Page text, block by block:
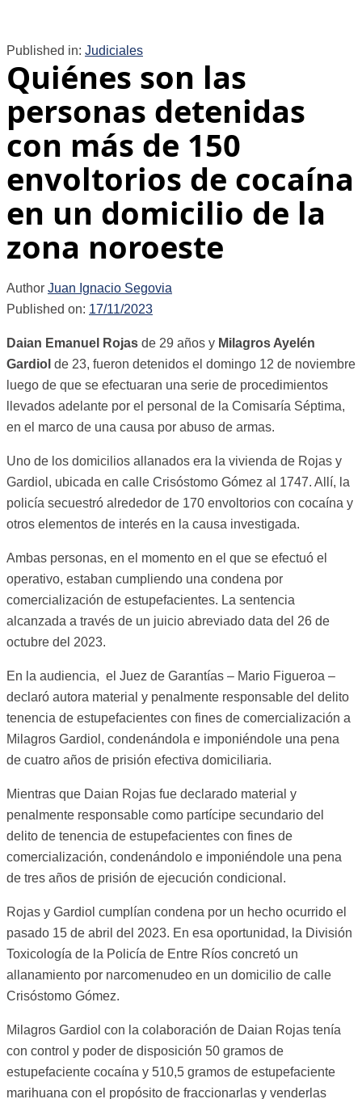
Published in: Judiciales
Quiénes son las
personas detenidas
con más de 150
envoltorios de cocaína
en un domicilio de la
zona noroeste
Author Juan Ignacio Segovia
Published on: 17/11/2023
Daian Emanuel Rojas de 29 años y Milagros Ayelén
Gardiol de 23, fueron detenidos el domingo 12 de noviembre
luego de que se efectuaran una serie de procedimientos
llevados adelante por el personal de la Comisaría Séptima,
en el marco de una causa por abuso de armas.
Uno de los domicilios allanados era la vivienda de Rojas y
Gardiol, ubicada en calle Crisóstomo Gómez al 1747. Allí, la
policía secuestró alrededor de 170 envoltorios con cocaína y
otros elementos de interés en la causa investigada.
Ambas personas, en el momento en el que se efectuó el
operativo, estaban cumpliendo una condena por
comercialización de estupefacientes. La sentencia
alcanzada a través de un juicio abreviado data del 26 de
octubre del 2023.
En la audiencia, el Juez de Garantías – Mario Figueroa –
declaró autora material y penalmente responsable del delito
tenencia de estupefacientes con fines de comercialización a
Milagros Gardiol, condenándola e imponiéndole una pena
de cuatro años de prisión efectiva domiciliaria.
Mientras que Daian Rojas fue declarado material y
penalmente responsable como partícipe secundario del
delito de tenencia de estupefacientes con fines de
comercialización, condenándolo e imponiéndole una pena
de tres años de prisión de ejecución condicional.
Rojas y Gardiol cumplían condena por un hecho ocurrido el
pasado 15 de abril del 2023. En esa oportunidad, la División
Toxicología de la Policía de Entre Ríos concretó un
allanamiento por narcomenudeo en un domicilio de calle
Crisóstomo Gómez.
Milagros Gardiol con la colaboración de Daian Rojas tenía
con control y poder de disposición 50 gramos de
estupefaciente cocaína y 510,5 gramos de estupefaciente
marihuana con el propósito de fraccionarlas y venderlas